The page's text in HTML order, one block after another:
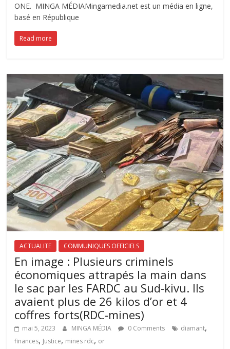
ONE. MINGA MÉDIAMingamedia.net est un média en ligne,
basé en République
Read more
ACTUALITE COMMUNIQUES OFFICIELS
En image : Plusieurs criminels
économiques attrapés la main dans
le sac par les FARDC au Sud-kivu. Ils
avaient plus de 26 kilos d’or et 4
coffres forts(RDC-mines)
mai 5, 2023 MINGA MÉDIA 0 Comments diamant,
finances, Justice, mines rdc, or